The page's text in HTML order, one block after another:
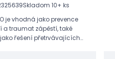
Skladom 10+ ks
je vhodná jako prevence
a traumat zápěstí, také
řešení přetrvávajících